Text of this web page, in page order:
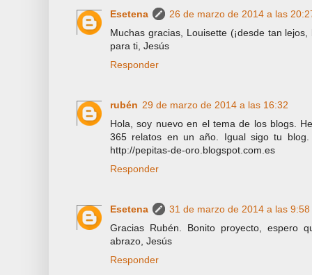
Esetena
26 de marzo de 2014 a las
Muchas gracias, Louisette (¡desde tan
para ti, Jesús
Responder
rubén 29 de marzo de 2014 a las 16:32
Hola, soy nuevo en el tema de los blogs.
365 relatos en un año. Igual sigo tu
http://pepitas-de-oro.blogspot.com.es
Responder
Esetena
31 de marzo de 2014 a las 9:58
Gracias Rubén. Bonito proyecto, espero
abrazo, Jesús
Responder